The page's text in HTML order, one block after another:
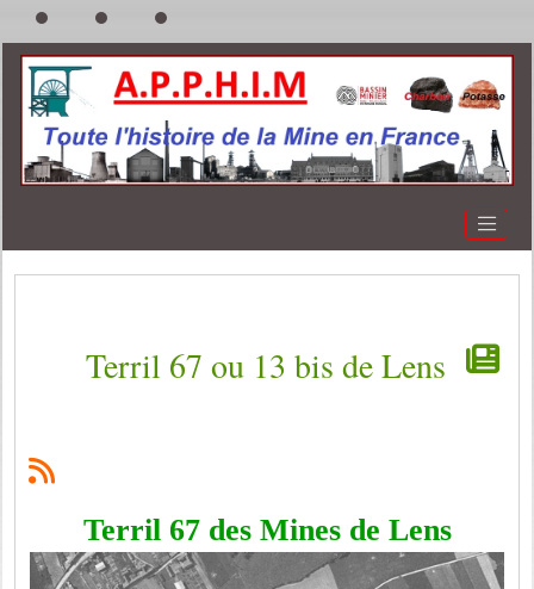
Terril 67 ou 13 bis de Lens
Terril 67 des Mines de Lens